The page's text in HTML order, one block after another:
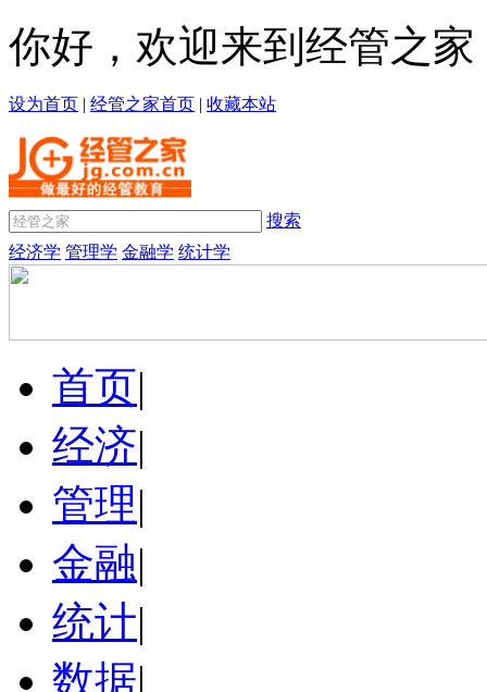
你好，欢迎来到经管之家
设为首页 | 经管之家首页 | 收藏本站
搜索
经济学 管理学 金融学 统计学
首页|
经济|
管理|
金融|
统计|
数据|